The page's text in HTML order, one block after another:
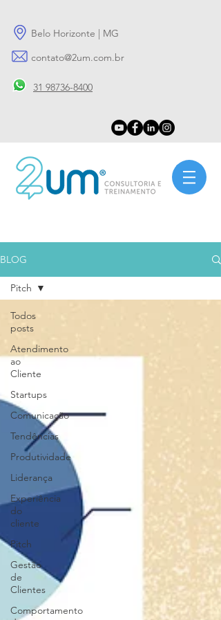
Belo Horizonte | MG
contato@2um.com.br
31 98736-8400
BLOG
Todos
posts
Atendimento
ao
Cliente
Startups
Comunicação
Tendências
Produtividade
Liderança
Experiência
do
cliente
Pitch
Gestão
de
Clientes
Comportamento
Pitch